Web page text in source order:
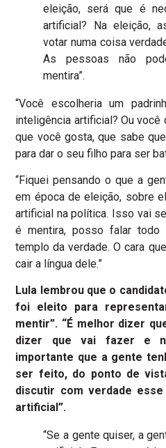
eleição, será que é
artificial? Na eleição,
votar numa coisa
As pessoas não
mentira”.
“Você escolheria um
inteligência artificial? Ou você
que você gosta, que sabe
para dar o seu filho para ser
“Fiquei pensando o que a
em época de eleição, sobre
artificial na política. Isso vai
é mentira, posso falar
templo da verdade. O cara
cair a língua dele.”
Lula lembrou que o
foi eleito para
mentir”. “É melhor dizer
dizer que vai fazer e
importante que a gente
ser feito, do ponto de
discutir com verdade
artificial”.
“Se a gente quiser, a